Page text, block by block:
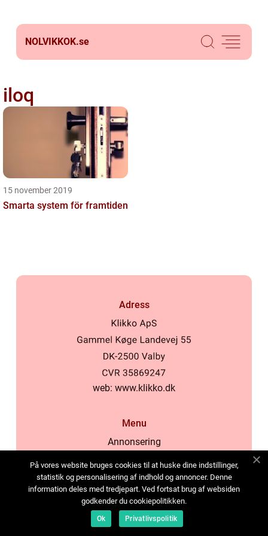
NOLVIKKOK.se
iloq
15 november 2019
Smarta system för framtiden
Adress
web: www.klikko.dk
Menu
Annonsering
Cookies
Kontakta oss
Sitemap
På vores website bruges cookies til at huske dine indstillinger,
statistik og personalisering af indhold og annoncer. Denne
information deles med tredjepart. Ved fortsat brug af websiden
godkender du cookiepolitikken.
Ok Privatlivspolitik